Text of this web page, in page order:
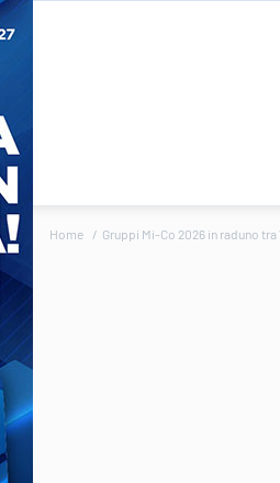
Home Gruppi Mi-Co 2026 in raduno